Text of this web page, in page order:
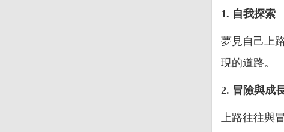
1. 自我探索
夢見自己上
現的道路。
2. 冒險與成
上路往往與